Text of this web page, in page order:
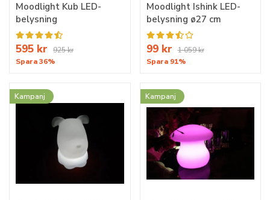
Moodlight Kub LED-
belysning
595 kr
925 kr
Spara 36%
Moodlight Ishink LED-
belysning ø27 cm
99 kr 1 059 kr
Spara 91%
Kampanj Kampanj